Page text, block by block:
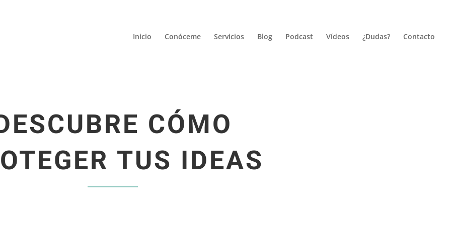
Inicio Conóceme Servicios Blog Podcast Vídeos ¿Dudas? Contacto
CÓMO
TUS IDEAS